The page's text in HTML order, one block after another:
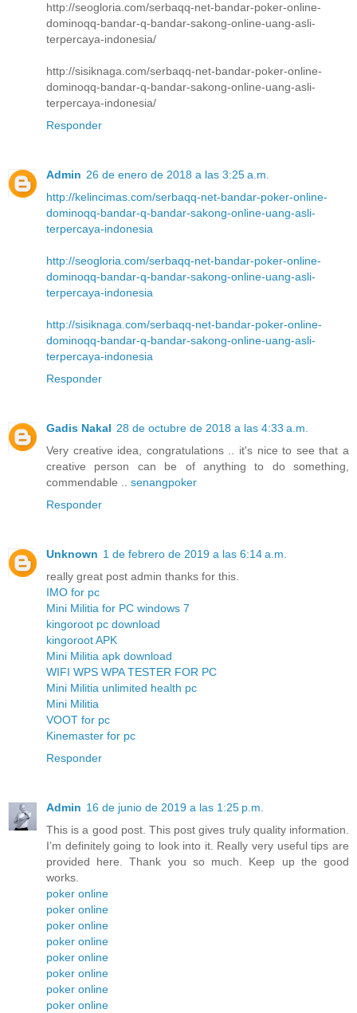
http://seogloria.com/serbaqq-net-bandar-poker-online-
dominoqq-bandar-q-bandar-sakong-online-uang-asli-
terpercaya-indonesia/
http://sisiknaga.com/serbaqq-net-bandar-poker-online-
dominoqq-bandar-q-bandar-sakong-online-uang-asli-
terpercaya-indonesia/
Responder
Admin 26 de enero de 2018 a las 3:25 a.m.
http://kelincimas.com/serbaqq-net-bandar-poker-online-
dominoqq-bandar-q-bandar-sakong-online-uang-asli-
terpercaya-indonesia
http://seogloria.com/serbaqq-net-bandar-poker-online-
dominoqq-bandar-q-bandar-sakong-online-uang-asli-
terpercaya-indonesia
http://sisiknaga.com/serbaqq-net-bandar-poker-online-
dominoqq-bandar-q-bandar-sakong-online-uang-asli-
terpercaya-indonesia
Responder
Gadis Nakal 28 de octubre de 2018 a las 4:33 a.m.
Very creative idea, congratulations .. it's nice to see that a
creative person can be of anything to do something,
commendable .. senangpoker
Responder
Unknown 1 de febrero de 2019 a las 6:14 a.m.
really great post admin thanks for this.
IMO for pc
Mini Militia for PC windows 7
kingoroot pc download
kingoroot APK
Mini Militia apk download
WIFI WPS WPA TESTER FOR PC
Mini Militia unlimited health pc
Mini Militia
VOOT for pc
Kinemaster for pc
Responder
Admin 16 de junio de 2019 a las 1:25 p.m.
This is a good post. This post gives truly quality information.
I’m definitely going to look into it. Really very useful tips are
provided here. Thank you so much. Keep up the good
works.
poker online
poker online
poker online
poker online
poker online
poker online
poker online
poker online